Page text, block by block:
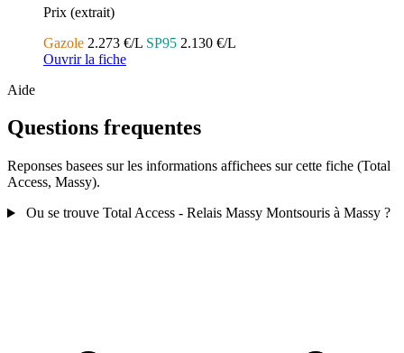
Prix (extrait)
Gazole 2.273 €/L SP95 2.130 €/L
Ouvrir la fiche
Aide
Questions frequentes
Reponses basees sur les informations affichees sur cette fiche (Total
Access, Massy).
Ou se trouve Total Access - Relais Massy Montsouris à Massy ?